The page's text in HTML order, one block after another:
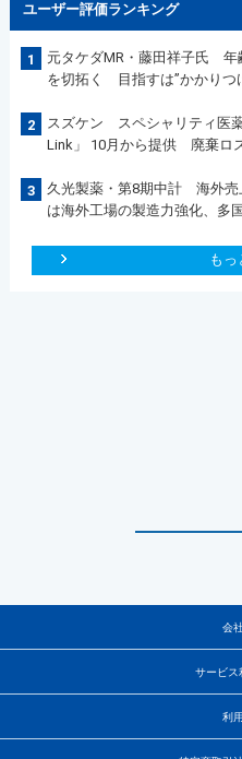
ユーザー評価ランキング
1
元タケダMR・藤田祥子氏 年
を切拓く 目指すは”かかりつ
2
スズケン スペシャリティ医
Link」 10月から提供 廃棄ロ
3
久光製薬・第8期中計 海外
は海外工場の製造力強化、多
もっ
会
サービス
利